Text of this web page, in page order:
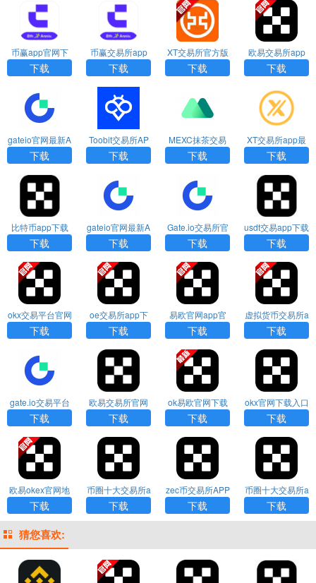
币赢app官网下
载
下载
币赢交易所app
官网下载最新版
下载
XT交易所官方版
下载
下载
欧易交易所app
官方下载
下载
gateio官网最新A
PP下载
下载
Toobit交易所AP
P下载
下载
MEXC抹茶交易
所app官网版下
载
下载
XT交易所app最
新版下载
下载
比特币app下载
下载
gateio官网最新A
PP下载
下载
Gate.io交易所官
网版app下载
下载
usdt交易app下载
下载
okx交易平台官网
下载
下载
oe交易所app下
载
下载
易欧官网app官
方正版下载
下载
虚拟货币交易所a
pp下载
下载
gate.io交易平台
官网下载
下载
欧易交易所官网
下载
下载
ok易欧官网下载
下载
okx官网下载入口
下载
欧易okex官网地
址
下载
币圈十大交易所a
pp下载
下载
zec币交易所APP
下载
下载
币圈十大交易所a
pp下载
下载
猜您喜欢: